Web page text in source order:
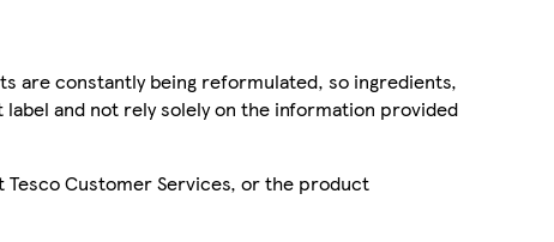
are constantly being reformulated, so ingredients,
and not rely solely on the information provided
Tesco Customer Services, or the product